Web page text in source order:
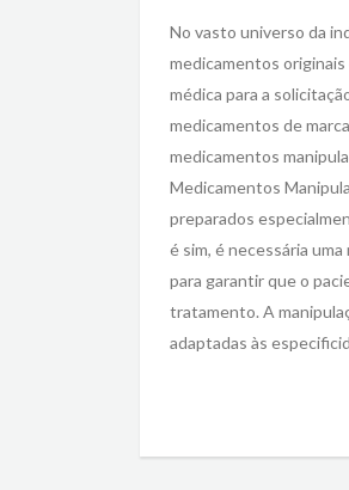
No vasto universo da
medicamentos
médica para a
medicamentos de
medicamentos
Medicamentos
preparados
é sim, é necessária
para garantir que o
tratamento. A
adaptadas às